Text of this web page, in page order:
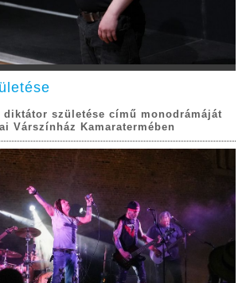
diktátor születése című monodrámáját
Várszínház Kamaratermében